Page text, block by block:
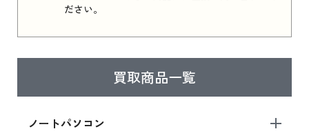
ださい。
買取商品一覧
ノートパソコン
はこちら
ら